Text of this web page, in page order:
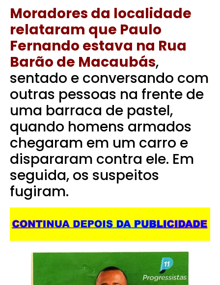
Moradores da localidade
relataram que Paulo
Fernando estava na Rua
Barão de Macaubás,
sentado e conversando com
outras pessoas na frente de
uma barraca de pastel,
quando homens armados
chegaram em um carro e
dispararam contra ele. Em
seguida, os suspeitos
fugiram.